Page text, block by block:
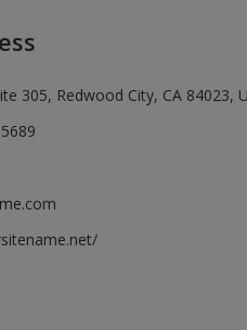
305, Redwood City, CA 84023,